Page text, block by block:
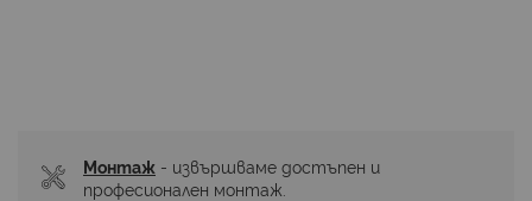
Монтаж - извършваме достъпен и
професионален монтаж.